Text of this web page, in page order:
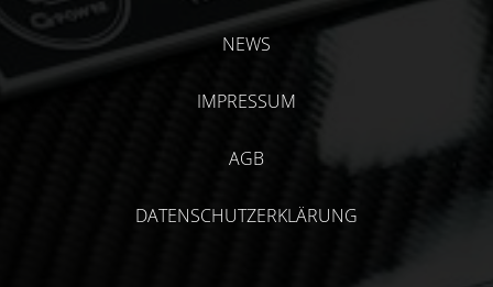
NEWS
IMPRESSUM
AGB
DATENSCHUTZERKLÄRUNG